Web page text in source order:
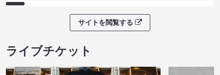
サイトを閲覧する
ライブチケット